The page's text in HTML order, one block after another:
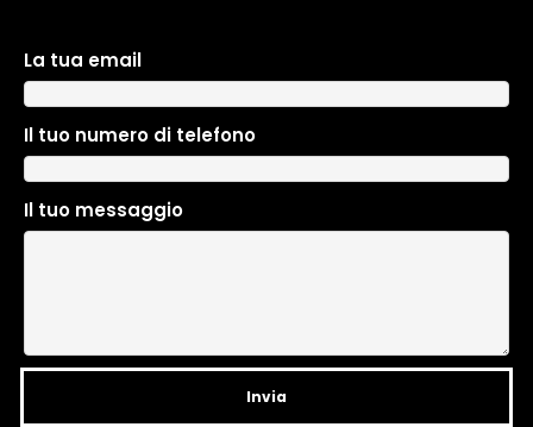
La tua email
Il tuo numero di telefono
Il tuo messaggio
A
l
t
e
n
a
: